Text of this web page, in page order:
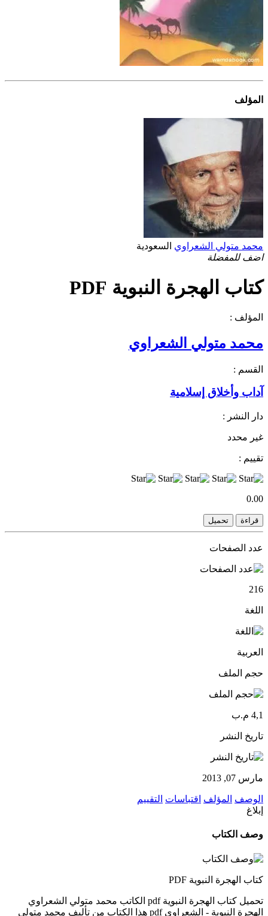
المؤلف
محمد متولي الشعراوي السعودية
اضف للمفضلة
كتاب الهجرة النبوية PDF
المؤلف :
محمد متولي الشعراوي
القسم :
آداب وأخلاق إسلامية
دار النشر :
غير محدد
تقييم :
0.00
قراءة تحميل
عدد الصفحات
216
اللغة
العربية
حجم الملف
4,1 م.ب
تاريخ النشر
مارس 07, 2013
الوصف المؤلف اقتباسات التقييم
إبلاغ
وصف الكتاب
كتاب الهجرة النبوية PDF
تحميل كتاب الهجرة النبوية pdf الكاتب محمد متولي الشعراوي
الهجرة النبوية - الشعراوي pdf هذا الكتاب من تأليف محمد متولي